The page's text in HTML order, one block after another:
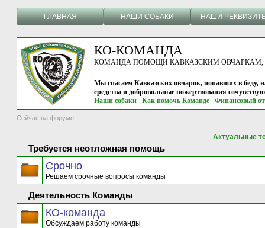
ГЛАВНАЯ НАШИ СОБАКИ НАШИ
КО-КОМАНДА
КОМАНДА ПОМОЩИ КАВКАЗСКИМ ОВЧАРКАМ, г.
Мы спасаем Кавказских овчарок, попавших в беду,
средства и добровольные пожертвования
Наши собаки
Как помочь Команде Финансовый
Сейчас на форуме:
Актуальные
Требуется неотложная помощь
Срочно
Решаем срочные вопросы команды
Деятельность Команды
КО-команда
Обсуждаем работу команды